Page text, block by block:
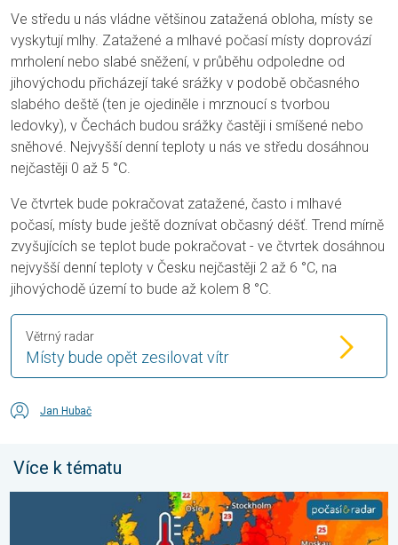
Ve středu u nás vládne většinou zatažená obloha, místy se
vyskytují mlhy. Zatažené a mlhavé počasí místy doprovází
mrholení nebo slabé sněžení, v průběhu odpoledne od
jihovýchodu přicházejí také srážky v podobě občasného
slabého deště (ten je ojediněle i mrznoucí s tvorbou
ledovky), v Čechách budou srážky častěji i smíšené nebo
sněhové. Nejvyšší denní teploty u nás ve středu dosáhnou
nejčastěji 0 až 5 °C.
Ve čtvrtek bude pokračovat zatažené, často i mlhavé
počasí, místy bude ještě doznívat občasný déšť. Trend mírně
zvyšujících se teplot bude pokračovat - ve čtvrtek dosáhnou
nejvyšší denní teploty v Česku nejčastěji 2 až 6 °C, na
jihovýchodě území to bude až kolem 8 °C.
Místy bude opět zesilovat vítr
Větrný radar
Jan Hubač
Více k tématu
Prohřáté Středozemní moře. Až 30 stupňů. . . pátek 31.